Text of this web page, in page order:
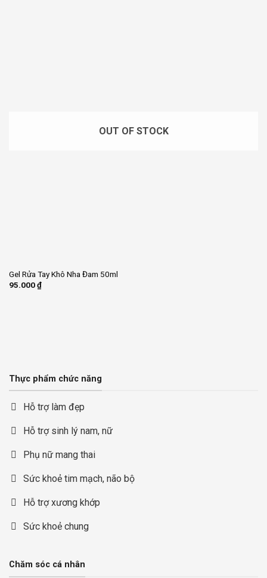
OUT OF STOCK
Gel Rửa Tay Khô Nha Đam 50ml
95.000₫
Thực phẩm chức năng
Hỗ trợ làm đẹp
Hỗ trợ sinh lý nam, nữ
Phụ nữ mang thai
Sức khoẻ tim mạch, não bộ
Hỗ trợ xương khớp
Sức khoẻ chung
Chăm sóc cá nhân